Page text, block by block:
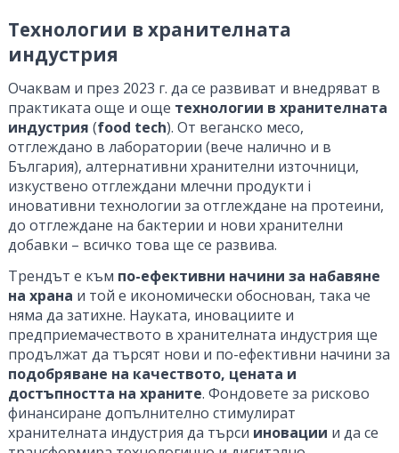
Технологии в хранителната
индустрия
Очаквам и през 2023 г. да се развиват и внедряват в
практиката още и още технологии в хранителната
индустрия (food tech). От веганско месо,
отглеждано в лаборатории (вече налично и в
България), алтернативни хранителни източници,
изкуствено отглеждани млечни продукти i
иновативни технологии за отглеждане на протеини,
до отглеждане на бактерии и нови хранителни
добавки – всичко това ще се развива.
Трендът е към по-ефективни начини за набавяне
на храна и той е икономически обоснован, така че
няма да затихне. Науката, иновациите и
предприемачеството в хранителната индустрия ще
продължат да търсят нови и по-ефективни начини за
подобряване на качеството, цената и
достъпността на храните. Фондовете за рисково
финансиране допълнително стимулират
хранителната индустрия да търси иновации и да се